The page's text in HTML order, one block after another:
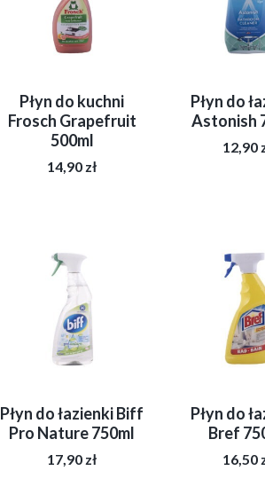
Płyn do kuchni
Frosch Grapefruit
500ml
14,90 zł
Płyn do
Astonish
12,90
Płyn do łazienki Biff
Pro Nature 750ml
17,90 zł
Płyn do
Bref
16,50